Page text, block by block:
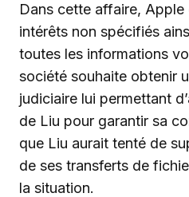
Dans cette affaire,
intérêts non spécifiés
toutes les informations
société souhaite obtenir
judiciaire lui permettant
de Liu pour garantir sa
que Liu aurait tenté de
de ses transferts de
la situation.